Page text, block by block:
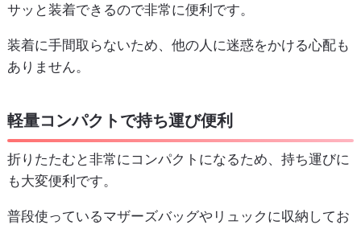
サッと装着できるので非常に便利です。
装着に手間取らないため、他の人に迷惑をかける心配も
ありません。
軽量コンパクトで持ち運び便利
折りたたむと非常にコンパクトになるため、持ち運びに
も大変便利です。
普段使っているマザーズバッグやリュックに収納してお